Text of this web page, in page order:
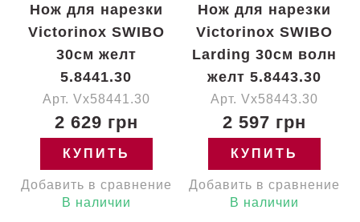
Нож для нарезки
Victorinox SWIBO
30см желт
5.8441.30
Арт. Vx58441.30
2 629 грн
КУПИТЬ
Добавить в сравнение
В наличии
Нож для нарезки
Victorinox SWIBO
Larding 30см волн
желт 5.8443.30
Арт. Vx58443.30
2 597 грн
КУПИТЬ
Добавить в сравнение
В наличии